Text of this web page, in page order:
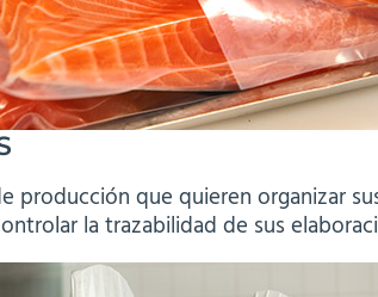
producción que quieren organizar
la trazabilidad de sus